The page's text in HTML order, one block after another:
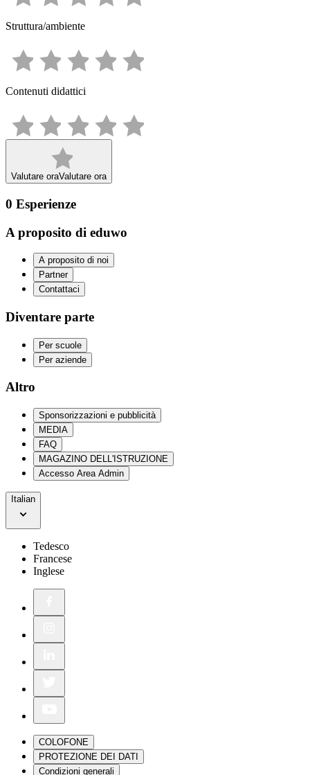
Struttura/ambiente
Contenuti didattici
Valutare oraValutare ora
0 Esperienze
A proposito di eduwo
A proposito di noi
Partner
Contattaci
Diventare parte
Per scuole
Per aziende
Altro
Sponsorizzazioni e pubblicità
MEDIA
FAQ
MAGAZINO DELL'ISTRUZIONE
Accesso Area Admin
Italian
Tedesco
Francese
Inglese
COLOFONE
PROTEZIONE DEI DATI
Condizioni generali